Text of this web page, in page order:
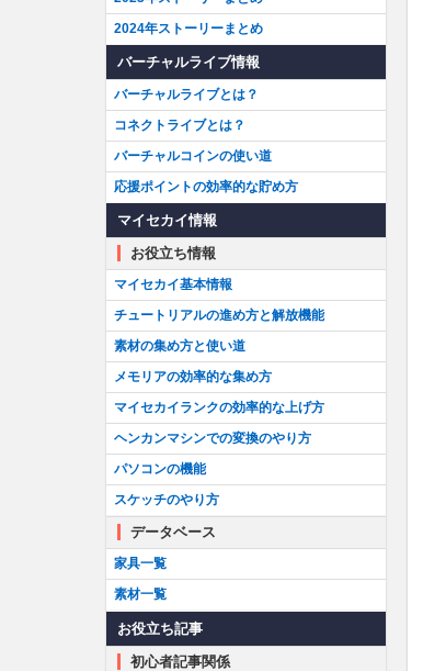
2024年ストーリーまとめ
バーチャルライブ情報
バーチャルライブとは？
コネクトライブとは？
バーチャルコインの使い道
応援ポイントの効率的な貯め方
マイセカイ情報
お役立ち情報
マイセカイ基本情報
チュートリアルの進め方と解放機能
素材の集め方と使い道
メモリアの効率的な集め方
マイセカイランクの効率的な上げ方
ヘンカンマシンでの変換のやり方
パソコンの機能
スケッチのやり方
データベース
家具一覧
素材一覧
お役立ち記事
初心者記事関係